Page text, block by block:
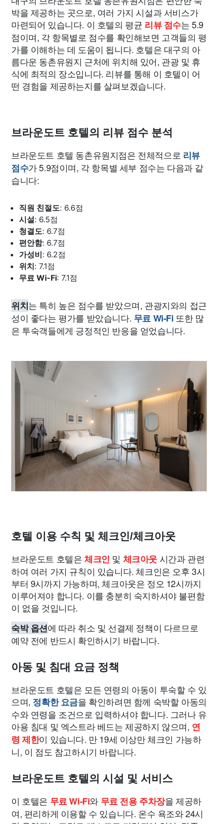
박을 제공하는 곳으로, 여러 가지 시설과 서비스가
마련되어 있습니다. 이 호텔의 평균 리뷰 점수는 5.9
점이며, 각 항목별로 점수를 확인해보면 고객들의 평
가를 이해하는 데 도움이 됩니다. 호텔은 대구의 아
름다운 동촌유원지 근처에 위치해 있어, 관광 및 휴
식에 최적의 장소입니다. 리뷰를 통해 이 호텔이 어
떤 경험을 제공하는지를 살펴보겠습니다.
브라운도트 호텔의 리뷰 점수 분석
브라운도트 호텔 동촌유원지점은 전체적으로 리뷰
점수가 5.9점이며, 각 항목별 세부 점수는 다음과 같
습니다:
직원 친절도: 6.6점
시설: 6.5점
청결도: 6.7점
편안함: 6.7점
가성비: 6.2점
위치: 7.1점
무료 Wi-Fi: 7.1점
위치는 특히 높은 점수를 받았으며, 관광지와의 접근
성이 좋다는 평가를 받았습니다. 무료 Wi-Fi 또한 많
은 투숙객들에게 긍정적인 반응을 얻었습니다.
호텔 이용 수칙 및 체크인/체크아웃
브라운도트 호텔은체크인 및 체크아웃시간과 관련
하여 여러 가지 규칙이 있습니다. 체크인은 오후 3시
부터 9시까지 가능하며, 체크아웃은 정오 12시까지
이루어져야 합니다. 이를 충분히 숙지하셔야 불편함
이 없을 것입니다.
숙박 옵션에 따라 취소 및 선결제 정책이 다르므로
예약 전에 반드시 확인하시기 바랍니다.
아동 및 침대 요금 정책
브라운도트 호텔은 모든 연령의 아동이 투숙할 수 있
으며, 정확한 요금을 확인하려면 함께 숙박할 아동의
수와 연령을 조건으로 입력하셔야 합니다. 그러나 유
아용 침대 및 엑스트라 베드는 제공하지 않으며, 연
령 제한이 있습니다. 만 19세 이상만 체크인 가능하
니, 이 점도 참고하시기 바랍니다.
브라운도트 호텔의 시설 및 서비스
이 호텔은 무료 Wi-Fi와 무료 전용 주차장을 제공하
여, 편리하게 이용할 수 있습니다. 온수 욕조와 24시